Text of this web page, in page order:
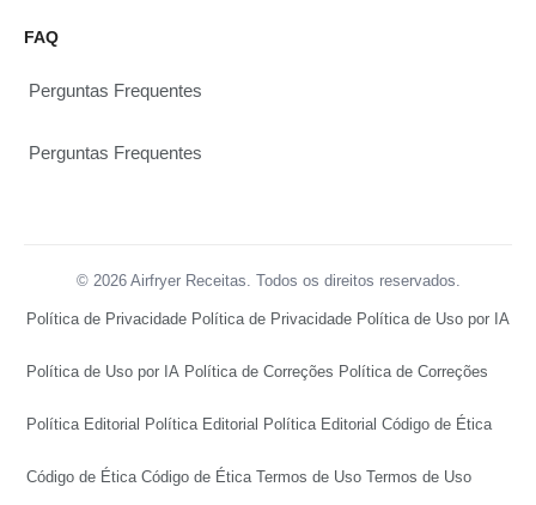
FAQ
Perguntas Frequentes
Perguntas Frequentes
© 2026 Airfryer Receitas. Todos os direitos reservados.
Política de Privacidade Política de Privacidade Política de Uso por IA
Política de Uso por IA Política de Correções Política de Correções
Política Editorial Política Editorial Política Editorial Código de Ética
Código de Ética Código de Ética Termos de Uso Termos de Uso